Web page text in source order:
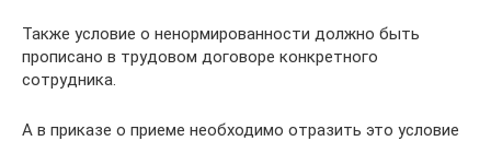
Также условие о ненормированности должно быть
прописано в трудовом договоре конкретного
сотрудника.
А в приказе о приеме необходимо отразить это условие